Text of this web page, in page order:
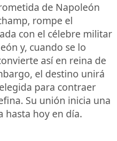
de Napoleón
rompe el
con el célebre militar
y, cuando se lo
así en reina de
el destino unirá
para contraer
Su unión inicia una
hasta hoy en día.